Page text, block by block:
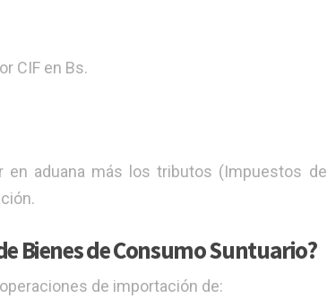
CIF en Bs.
en aduana más los tributos (Impuestos de
Bienes de Consumo Suntuario?
de importación de: